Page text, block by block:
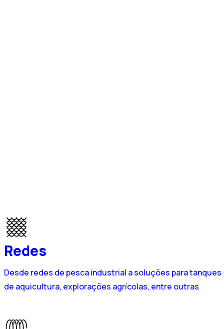
Redes
Desde redes de pesca industrial a soluções para tanques
de aquicultura, explorações agrícolas, entre outras